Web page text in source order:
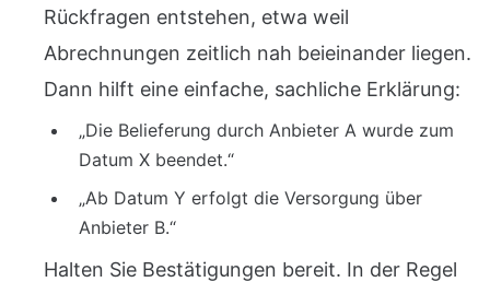
Rückfragen entstehen, etwa weil
Abrechnungen zeitlich nah beieinander liegen.
Dann hilft eine einfache, sachliche Erklärung:
„Die Belieferung durch Anbieter A wurde zum
Datum X beendet.“
„Ab Datum Y erfolgt die Versorgung über
Anbieter B.“
Halten Sie Bestätigungen bereit. In der Regel